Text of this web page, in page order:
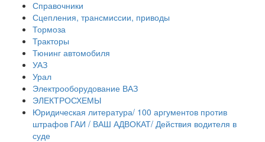
Справочники
Сцепления, трансмиссии, приводы
Тормоза
Тракторы
Тюнинг автомобиля
УАЗ
Урал
Электрооборудование ВАЗ
ЭЛЕКТРОСХЕМЫ
Юридическая литература/ 100 аргументов против
штрафов ГАИ / ВАШ АДВОКАТ/ Действия водителя в
суде